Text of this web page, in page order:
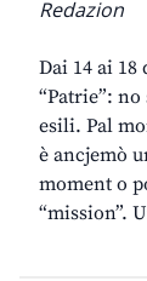
Redazion
Dai 14 ai
“Patrie”:
esili. Pal
è ancjemò
moment o
“mission”.